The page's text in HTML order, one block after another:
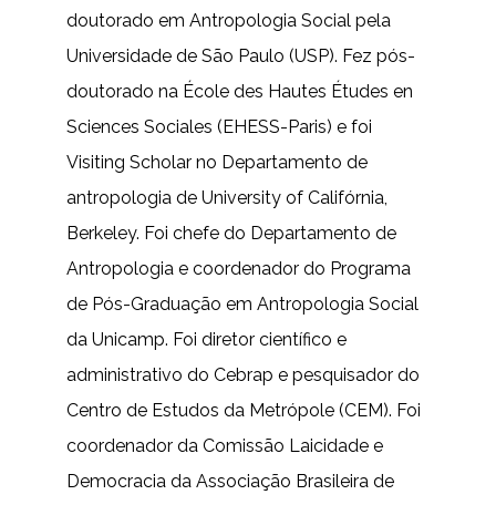
doutorado em Antropologia Social pela
Universidade de São Paulo (USP). Fez pós-
doutorado na École des Hautes Études en
Sciences Sociales (EHESS-Paris) e foi
Visiting Scholar no Departamento de
antropologia de University of Califórnia,
Berkeley. Foi chefe do Departamento de
Antropologia e coordenador do Programa
de Pós-Graduação em Antropologia Social
da Unicamp. Foi diretor científico e
administrativo do Cebrap e pesquisador do
Centro de Estudos da Metrópole (CEM). Foi
coordenador da Comissão Laicidade e
Democracia da Associação Brasileira de